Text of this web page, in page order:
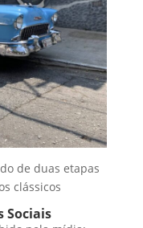
de duas etapas
clássicos
Sociais